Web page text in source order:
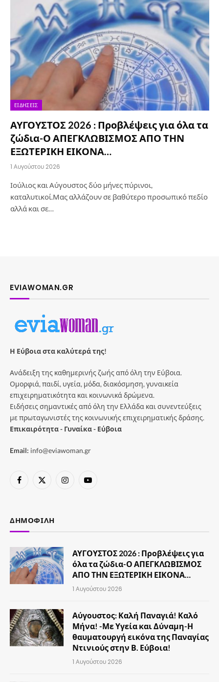
ΕΙΔΉΣΕΙΣ
ΑΥΓΟΥΣΤΟΣ 2026 : Προβλέψεις για όλα τα
ζώδια-Ο ΑΠΕΓΚΛΩΒΙΣΜΟΣ ΑΠΟ ΤΗΝ
ΕΞΩΤΕΡΙΚΗ ΕΙΚΟΝΑ…
1 Αυγούστου 2026
Ιούλιος και Αύγουστος δύο μήνες πύρινοι,
καταλυτικοί.Μας αλλάζουν σε βαθύτερο προσωπικό πεδίο
αλλά και σε…
EVIAWOMAN.GR
Η Εύβοια στα καλύτερά της!
Ανάδειξη της καθημερινής ζωής από όλη την Εύβοια.
Ομορφιά, παιδί, υγεία, μόδα, διακόσμηση, γυναικεία
επιχειρηματικότητα και κοινωνικά δρώμενα.
Ειδήσεις σημαντικές από όλη την Ελλάδα και συνεντεύξεις
με πρωταγωνιστές της κοινωνικής επιχειρηματικής δράσης.
Επικαιρότητα - Γυναίκα - Εύβοια
Email: info@eviawoman.gr
Facebook
X
InstagramYouTube
ΔΗΜΟΦΙΛΉ
ΑΥΓΟΥΣΤΟΣ 2026 : Προβλέψεις για
όλα τα ζώδια-Ο ΑΠΕΓΚΛΩΒΙΣΜΟΣ
ΑΠΟ ΤΗΝ ΕΞΩΤΕΡΙΚΗ ΕΙΚΟΝΑ…
1 Αυγούστου 2026
Αύγουστος: Καλή Παναγιά! Καλό
Μήνα! -Με Υγεία και Δύναμη-Η
θαυματουργή εικόνα της Παναγίας
Ντινιούς στην Β. Εύβοια!
1 Αυγούστου 2026